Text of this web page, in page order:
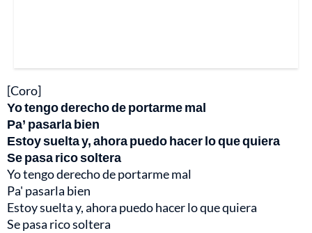
[Coro]
Yo tengo derecho de portarme mal
Pa’ pasarla bien
Estoy suelta y, ahora puedo hacer lo que quiera
Se pasa rico soltera
Yo tengo derecho de portarme mal
Pa' pasarla bien
Estoy suelta y, ahora puedo hacer lo que quiera
Se pasa rico soltera